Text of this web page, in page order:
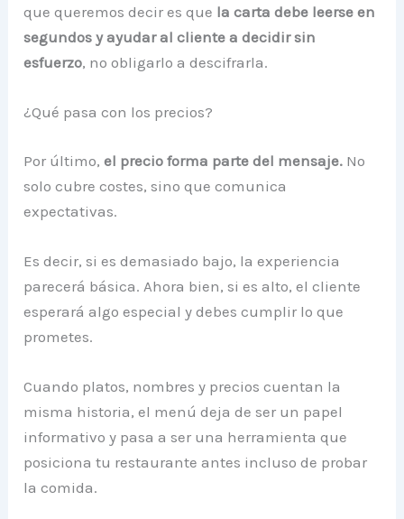
que queremos decir es que la carta debe leerse en
segundos y ayudar al cliente a decidir sin
esfuerzo, no obligarlo a descifrarla.
¿Qué pasa con los precios?
Por último,el precio forma parte del mensaje. No
solo cubre costes, sino que comunica
expectativas.
Es decir, si es demasiado bajo, la experiencia
parecerá básica. Ahora bien, si es alto, el cliente
esperará algo especial y debes cumplir lo que
prometes.
Cuando platos, nombres y precios cuentan la
misma historia, el menú deja de ser un papel
informativo y pasa a ser una herramienta que
posiciona tu restaurante antes incluso de probar
la comida.